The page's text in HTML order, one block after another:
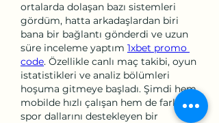
ortalarda dolaşan bazı sistemleri
gördüm, hatta arkadaşlardan biri
bana bir bağlantı gönderdi ve uzun
süre inceleme yaptım 1xbet promo
code. Özellikle canlı maç takibi, oyun
istatistikleri ve analiz bölümleri
hoşuma gitmeye başladı. Şimdi hem
mobilde hızlı çalışan hem de farklı
spor dallarını destekleyen bir